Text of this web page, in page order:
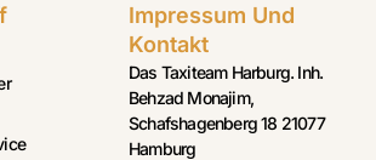
Impressum Und
Kontakt
Das Taxiteam Harburg. Inh.
Behzad Monajim,
Schafshagenberg 18 21077
Hamburg